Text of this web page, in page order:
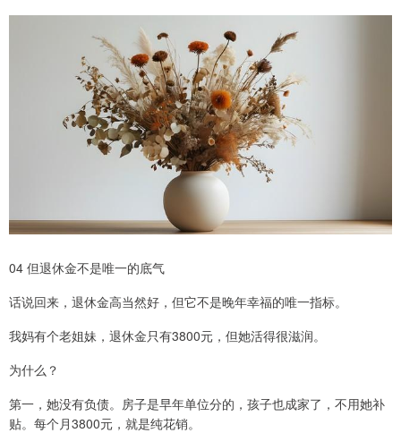
04 但退休金不是唯一的底气
话说回来，退休金高当然好，但它不是晚年幸福的唯一指标。
我妈有个老姐妹，退休金只有3800元，但她活得很滋润。
为什么？
第一，她没有负债。房子是早年单位分的，孩子也成家了，不用她补
贴。每个月3800元，就是纯花销。